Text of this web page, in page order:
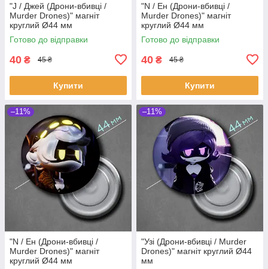
"J / Джей (Дрони-вбивці /
Murder Drones)" магніт
круглий Ø44 мм
Готово до відправки
40 ₴ 45 ₴
Купити
"N / Ен (Дрони-вбивці /
Murder Drones)" магніт
круглий Ø44 мм
Готово до відправки
40 ₴ 45 ₴
Купити
–11%
"N / Ен (Дрони-вбивці /
Murder Drones)" магніт
круглий Ø44 мм
–11%
"Узі (Дрони-вбивці / Murder
Drones)" магніт круглий Ø44
мм